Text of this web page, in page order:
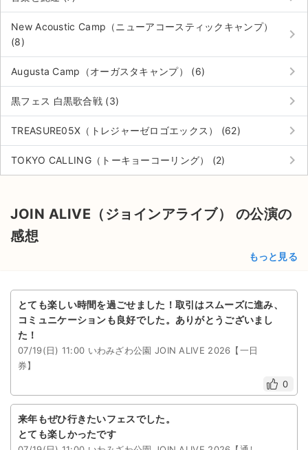
New Acoustic Camp（ニューアコースティックキャンプ）
(8)
keyboard_arrow_right
Augusta Camp（オーガスタキャンプ） (6) keyboard_arrow_right
黒フェス 白黒歌合戦 (3) keyboard_arrow_right
TREASURE05X（トレジャーゼロゴエックス） (62) keyboard_arrow_right
TOKYO CALLING（トーキョーコーリング） (2) keyboard_arrow_right
JOIN ALIVE（ジョインアライブ） の公演の
感想
もっと見る
とても楽しい時間を過ごせました！取引はスムーズに進み、
コミュニケーションも良好でした。ありがとうございまし
た！
07/19(日) 11:00 いわみざわ公園 JOIN ALIVE 2026【一日
券】
0
来年もぜひ行きたいフェスでした。
とても楽しかったです